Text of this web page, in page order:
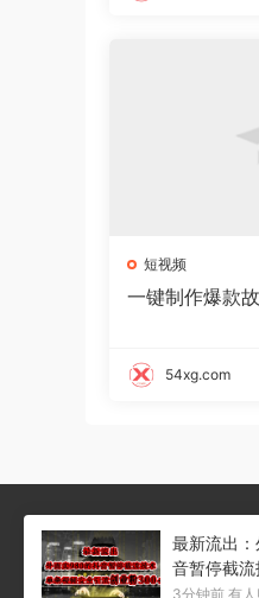
短视频
一键制作爆款
变YouTube自
54xg.com
最新流出
音暂停截
全引流创业
3分钟前 有